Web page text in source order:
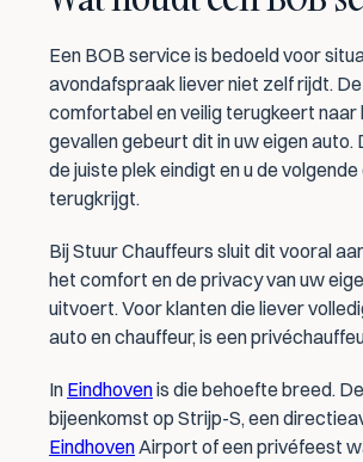
Een BOB service is bedoeld voor
avondafspraak liever niet zelf rijdt.
comfortabel en veilig terugkeert naar
gevallen gebeurt dit in uw eigen
de juiste plek eindigt en u de
terugkrijgt.
Bij Stuur Chauffeurs sluit dit vooral
het comfort en de privacy van uw
uitvoert. Voor klanten die liever
auto en chauffeur, is een
In Eindhoven is die behoefte breed.
Eindhoven Airport of een privéfeest